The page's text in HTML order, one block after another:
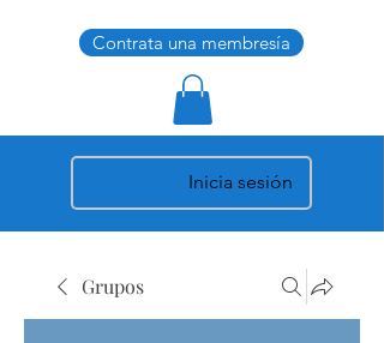
Contrata una membresía
Inicia sesión
Grupos